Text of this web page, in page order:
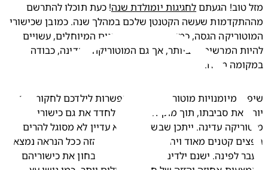
טוב! הגעתם לחגיגות יומולדת שנה
! כעת תוכלו להתרשם
מההתקדמות שעשה הקטנטן שלכם במהלך שנה. כמובן שכישורי
המוטוריקה הגסה, כמו הצעדים הראשונים המיוחלים, עשויים
להיות המרשימים ביותר, אך גם המוטוריקה העדינה, כבודה
מונח.
שיפור מיומנויות מוטוריות גסות מאפשרות לילדכם לחקור טוב
יותר את סביבתו, תוך מתן הזדמנויות לחדד את גם כישורי
מוטוריקה עדינה. ייתכן שבשלב זה הוא עדיין לא מסוגל להרים
חפצים קטנים מאוד ויחד עם זאת, ההישג הזה ככל הנראה נמצא
מעבר לפינה. ישנם ילדים שבשלב זה ירצו לבחון את כישוריהם